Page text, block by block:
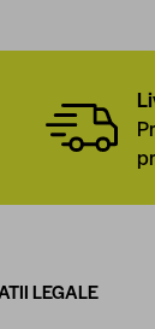
LEGALE